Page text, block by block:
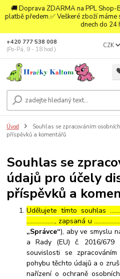
🚚 Doprava ZDARMA na PPL
platbě předem.✅ Veškeré zboží
dnech do 24
CZK
+420 777 538 008
(Po-Pá, 9 - 18 hod.)
Úvod
Souhlas se zpracováním
příspěvků a komentářů
Souhlas se
údajů pro účely
příspěvků a
Udělujete tímto souhlas
………………., zapsaná u
„Správce“), aby ve smyslu
a Rady (EU) č. 2016/
souvislosti se
pohybu těchto údajů a o
nařízení o ochraně